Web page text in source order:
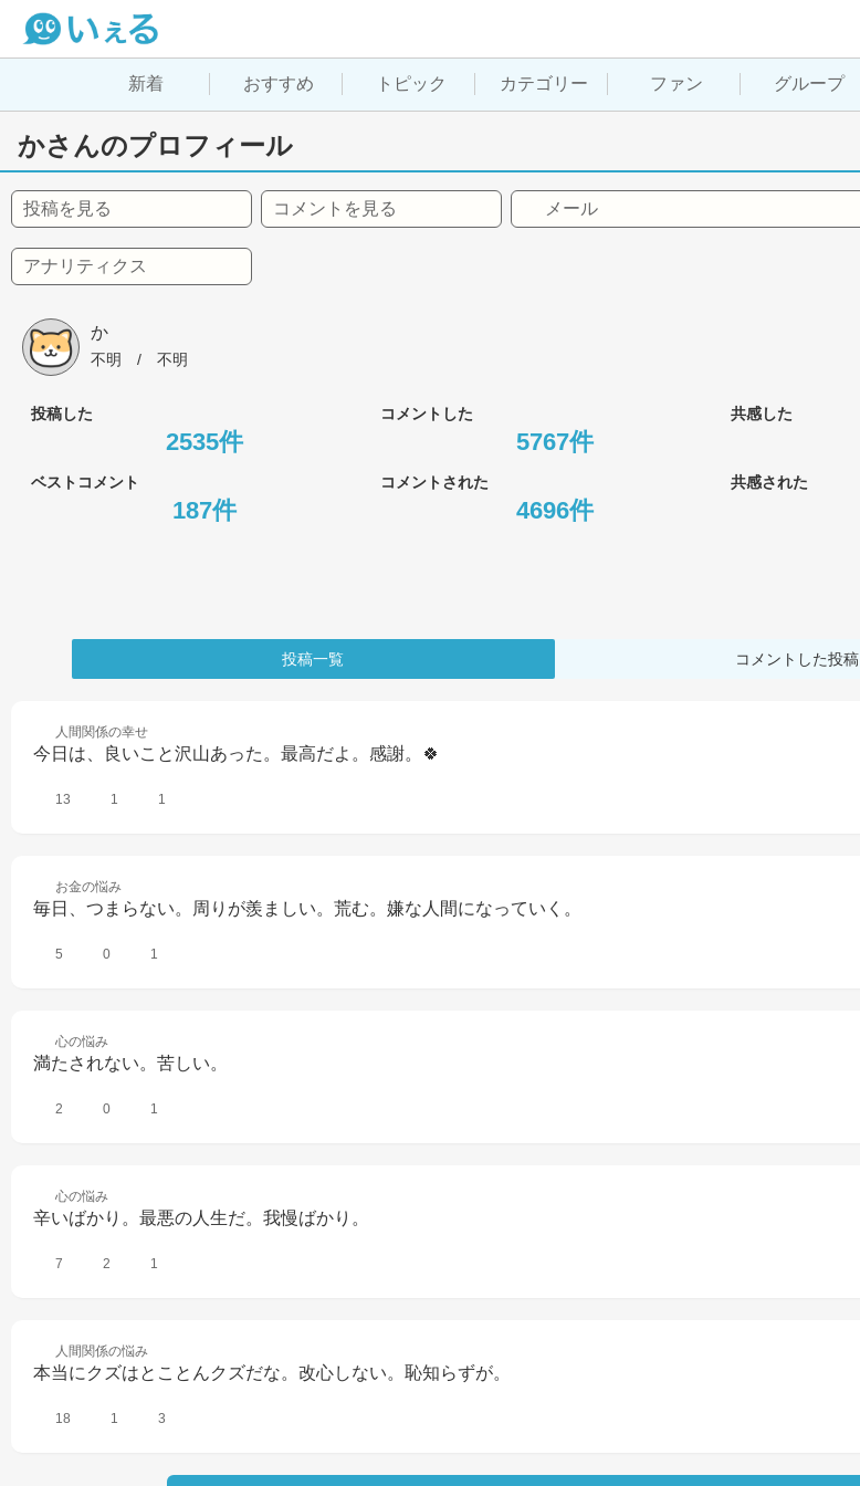
新着 おすすめ トピック カテゴリー ファン グループ
かさんのプロフィール
投稿を見る コメントを見る メール
アナリティクス
か
不明 / 不明
投稿した コメントした 共感した
2535件 5767件
ベストコメント コメントされた 共感された
187件 4696件
投稿一覧 コメントした投稿
人間関係の幸せ
今日は、良いこと沢山あった。最高だよ。感謝。🍀
13 1 1
お金の悩み
毎日、つまらない。周りが羨ましい。荒む。嫌な人間になっていく。
5 0 1
心の悩み
満たされない。苦しい。
2 0 1
心の悩み
辛いばかり。最悪の人生だ。我慢ばかり。
7 2 1
人間関係の悩み
本当にクズはとことんクズだな。改心しない。恥知らずが。
18 1 3